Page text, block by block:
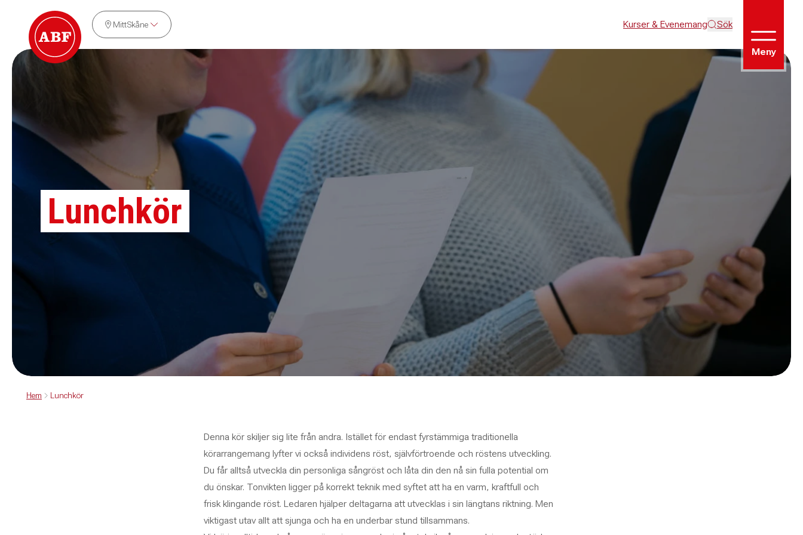
MittSkåne Kurser & Evenemang Sök
Meny
Lunchkör
Hem Lunchkör
Denna kör skiljer sig lite från andra. Istället för endast fyrstämmiga traditionella
körarrangemang lyfter vi också individens röst, självförtroende och röstens utveckling.
Du får alltså utveckla din personliga sångröst och låta din den nå sin fulla potential om
du önskar. Tonvikten ligger på korrekt teknik med syftet att ha en varm, kraftfull och
frisk klingande röst. Ledaren hjälper deltagarna att utvecklas i sin längtans riktning. Men
viktigast utav allt att sjunga och ha en underbar stund tillsammans.